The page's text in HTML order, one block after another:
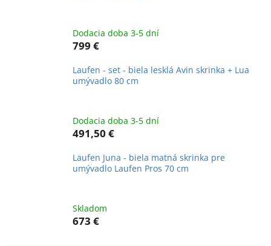
Dodacia doba 3-5 dní
799 €
Laufen - set - biela lesklá Avin skrinka + Lua
umývadlo 80 cm
Dodacia doba 3-5 dní
491,50 €
Laufen Juna - biela matná skrinka pre
umývadlo Laufen Pros 70 cm
Skladom
673 €